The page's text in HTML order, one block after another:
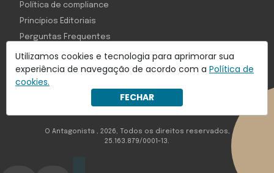
Utilizamos cookies e tecnologia para aprimorar sua
experiência de navegação de acordo com a Política de
cookies.
FECHAR
Com inteligência e tecnologia:
Object1ve - Marketing Solution
Política de compliance
Princípios Editoriais
Perguntas Frequentes
O Antagonista , 2026, Todos os direitos reservados,
25.163.879/0001-13.